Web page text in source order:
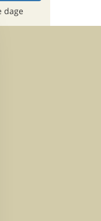
dage